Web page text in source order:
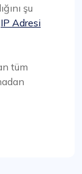
şu
IP Adresi
tüm